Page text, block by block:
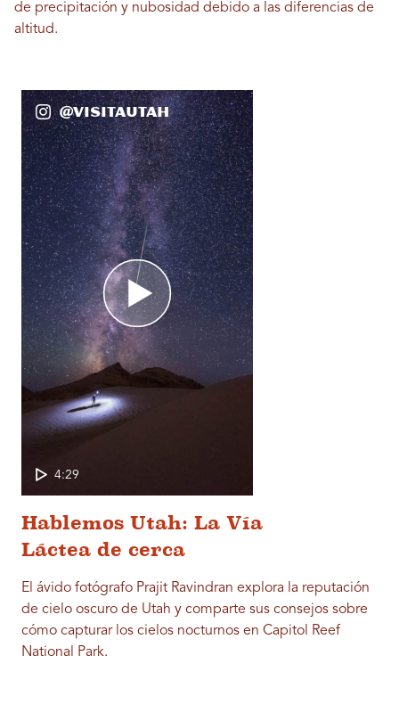
de precipitación y nubosidad debido a las diferencias de
altitud.
@VisitaUtah
4:29
Hablemos Utah: La Vía
Láctea de cerca
El ávido fotógrafo Prajit Ravindran explora la reputación
de cielo oscuro de Utah y comparte sus consejos sobre
cómo capturar los cielos nocturnos en Capitol Reef
National Park.